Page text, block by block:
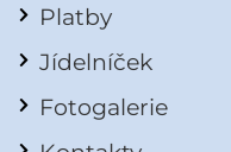
Platby
Jídelníček
Fotogalerie